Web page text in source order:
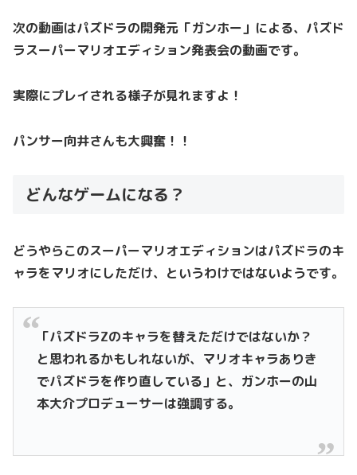
次の動画はパズドラの開発元「ガンホー」による、パズド
ラスーパーマリオエディション発表会の動画です。
実際にプレイされる様子が見れますよ！
パンサー向井さんも大興奮！！
どんなゲームになる？
どうやらこのスーパーマリオエディションはパズドラのキ
ャラをマリオにしただけ、というわけではないようです。
「パズドラZのキャラを替えただけではないか？
と思われるかもしれないが、マリオキャラありき
でパズドラを作り直している」と、ガンホーの山
本大介プロデューサーは強調する。